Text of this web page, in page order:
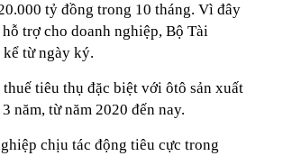
tỷ đồng trong 10 tháng. Vì đây
trợ cho doanh nghiệp, Bộ Tài
từ ngày ký.
tiêu thụ đặc biệt với ôtô sản xuất
năm, từ năm 2020 đến nay.
chịu tác động tiêu cực trong